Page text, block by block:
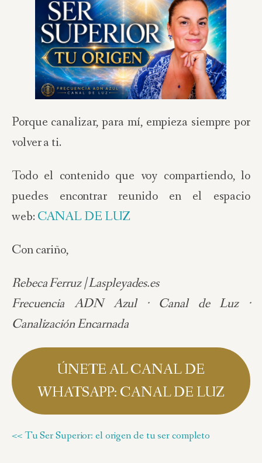
Porque canalizar, para mí, empieza siempre por
volver a ti.
Todo el contenido que voy compartiendo, lo
puedes encontrar reunido en el espacio
web: CANAL DE LUZ
Con cariño,
Rebeca Ferruz | Laspleyades.es
Frecuencia ADN Azul · Canal de Luz ·
Canalización Encarnada
ÚNETE AL CANAL DE
WHATSAPP: CANAL DE LUZ
<< Tu Ser Superior: el origen de tu ser completo